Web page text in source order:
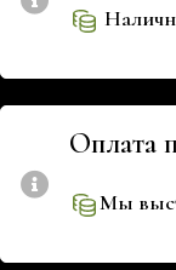
Оплата
Мы